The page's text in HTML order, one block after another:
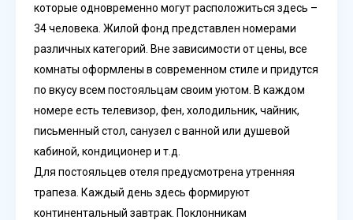
которые одновременно могут расположиться здесь –
34 человека. Жилой фонд представлен номерами
различных категорий. Вне зависимости от цены, все
комнаты оформлены в современном стиле и придутся
по вкусу всем постояльцам своим уютом. В каждом
номере есть телевизор, фен, холодильник, чайник,
письменный стол, санузел с ванной или душевой
кабиной, кондиционер и т.д.
Для постояльцев отеля предусмотрена утренняя
трапеза. Каждый день здесь формируют
континентальный завтрак. Поклонникам